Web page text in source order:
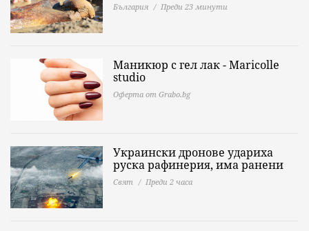
България Преди 23 минути
Маникюр с гел лак - Maricolle
studio
Оферта от Grabo.bg
Украински дронове удариха
руска рафинерия, има ранени
Свят Преди 2 часа